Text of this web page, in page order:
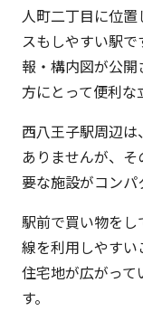
人町二丁目に位置
スもしやすい駅
報・構内図が公開
方にとって便利な
西八王子駅周辺
ありませんが、
要な施設がコンパ
駅前で買い物を
線を利用しやす
住宅地が広がっ
す。